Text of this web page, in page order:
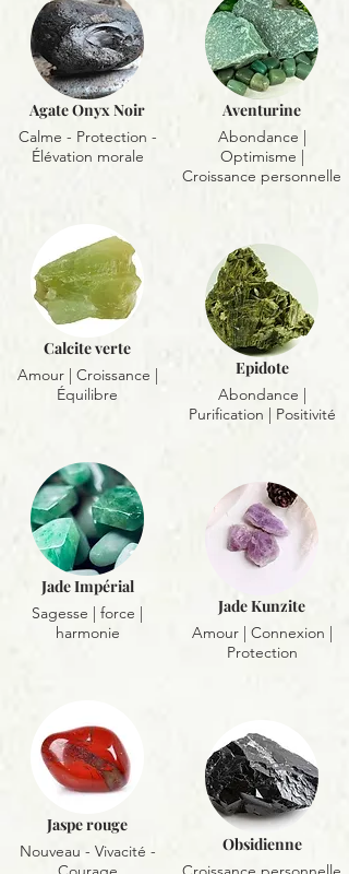
Agate Onyx Noir
Calme - Protection -
Élévation morale
Calcite verte
Amour | Croissance |
Équilibre
Jade Impérial
Sagesse | force |
harmonie
Jaspe rouge
Nouveau - Vivacité -
Aventurine
Abondance |
Optimisme |
Croissance personnelle
Epidote
Abondance |
Purification | Positivité
Jade Kunzite
Amour | Connexion |
Protection
Obsidienne